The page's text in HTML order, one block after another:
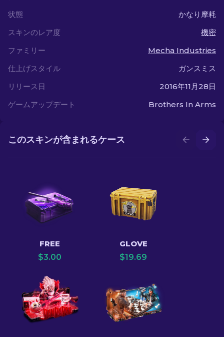
状態
かなり摩耗
スキンのレア度
機密
ファミリー
Mecha Industries
仕上げスタイル
ガンスミス
リリース日
2016年11月28日
ゲームアップデート
Brothers In Arms
このスキンが含まれるケース
FREE
$3.00
GLOVE
$19.69